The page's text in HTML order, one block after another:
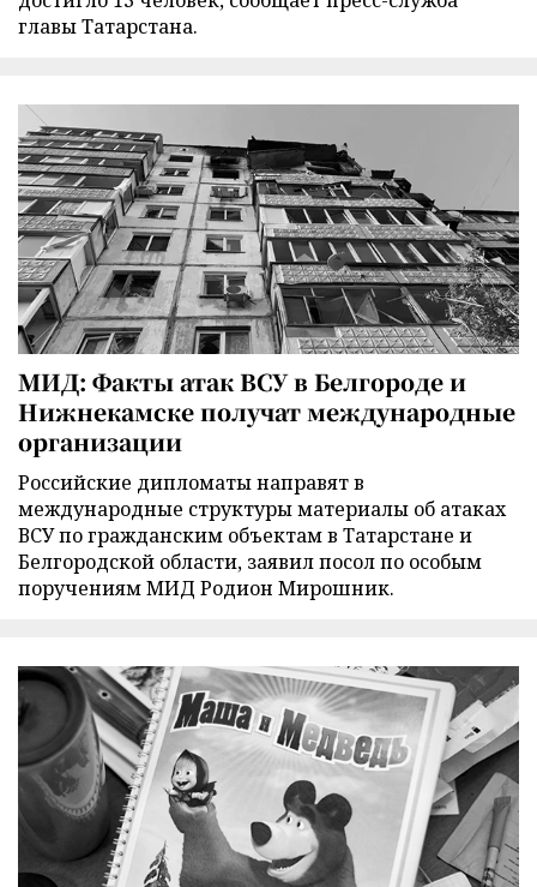
главы Татарстана.
МИД: Факты атак ВСУ в Белгороде и
Нижнекамске получат международные
организации
Российские дипломаты направят в
международные структуры материалы об атаках
ВСУ по гражданским объектам в Татарстане и
Белгородской области, заявил посол по особым
поручениям МИД Родион Мирошник.